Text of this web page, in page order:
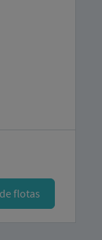
flotas